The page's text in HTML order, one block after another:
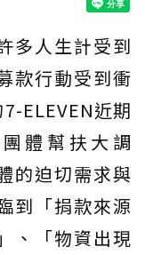
多人生計受到
款行動受到衝
ELEVEN近期
體幫扶大調
的迫切需求與
到「捐款來源
、「物資出現